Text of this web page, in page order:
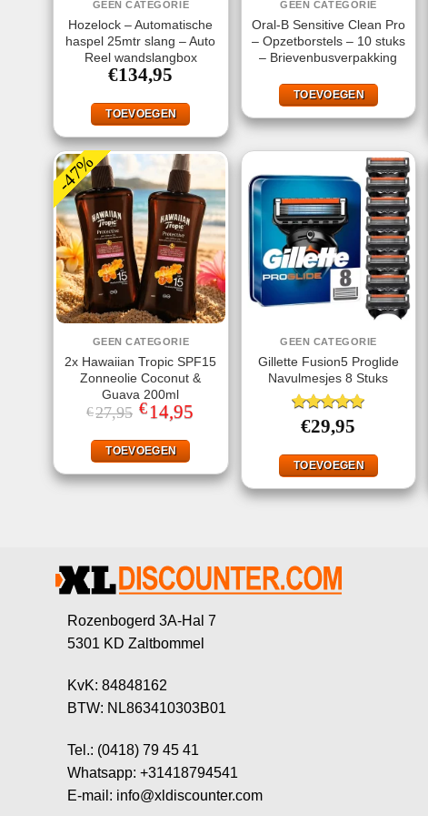
GEEN CATEGORIE
Hozelock – Automatische
haspel 25mtr slang – Auto
Reel wandslangbox
€134,95
TOEVOEGEN
GEEN CATEGORIE
Oral-B Sensitive Clean Pro
– Opzetborstels – 10 stuks
– Brievenbusverpakking
TOEVOEGEN
-47%
GEEN CATEGORIE
2x Hawaiian Tropic SPF15
Zonneolie Coconut &
Guava 200ml
€27,95 Oorspronkelijke
prijs
€27,95.
€ 14,95prijs
TOEVOEGEN
GEEN CATEGORIE
Gillette Fusion5 Proglide
Navulmesjes 8 Stuks
Gewaardeerd
5.00uit 5
€29,95
TOEVOEGEN
Rozenbogerd 3A-Hal 7
5301 KD Zaltbommel
KvK: 84848162
BTW: NL863410303B01
Tel.: (0418) 79 45 41
Whatsapp: +31418794541
E-mail: info@xldiscounter.com